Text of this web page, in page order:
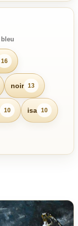
bleu
16
noir 13
10 isa 10